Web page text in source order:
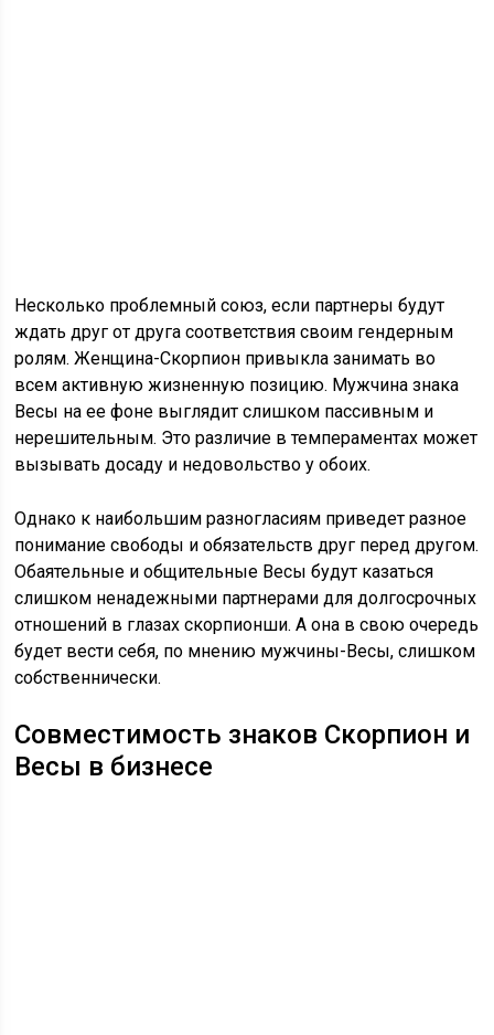
Несколько проблемный союз, если партнеры будут
ждать друг от друга соответствия своим гендерным
ролям. Женщина-Скорпион привыкла занимать во
всем активную жизненную позицию. Мужчина знака
Весы на ее фоне выглядит слишком пассивным и
нерешительным. Это различие в темпераментах может
вызывать досаду и недовольство у обоих.
Однако к наибольшим разногласиям приведет разное
понимание свободы и обязательств друг перед другом.
Обаятельные и общительные Весы будут казаться
слишком ненадежными партнерами для долгосрочных
отношений в глазах скорпионши. А она в свою очередь
будет вести себя, по мнению мужчины-Весы, слишком
собственнически.
Совместимость знаков Скорпион и
Весы в бизнесе